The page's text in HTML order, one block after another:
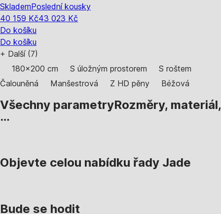
SklademPoslední kousky
40 159 Kč43 023 Kč
Do košíku
Do košíku
+ Další (7)
180x200 cm
S úložným prostorem
S roštem
Čalouněná
Manšestrová Z HD pěny Béžová
Všechny parametryRozměry, materiál,
…
Objevte celou nabídku řady Jade
Bude se hodit